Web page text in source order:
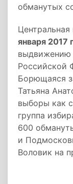
обманутых
января 2017
выдвижению
Российской
Борющаяся
Татьяна
выборы как
группа
600
и
Воловик на